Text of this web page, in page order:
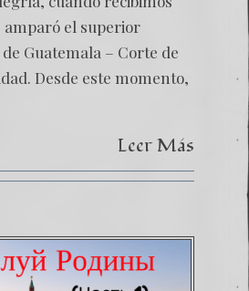
amparó el superior
Guatemala – Corte de
Desde este momento,
Leer Más